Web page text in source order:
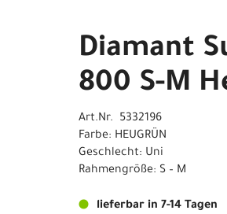
Diamant
800 S-M
Art.Nr. 5332196
Farbe: HEUGRÜN
Geschlecht: Uni
Rahmengröße: S – M
lieferbar in 7-14 Tagen